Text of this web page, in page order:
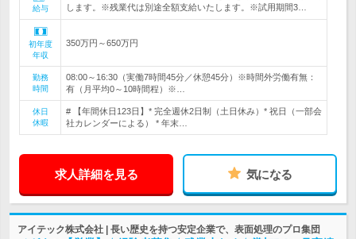
給与
します。※残業代は別途全額支給いたします。※試用期間3…
初年度
年収
350万円～650万円
勤務
時間
08:00～16:30（実働7時間45分／休憩45分）※時間外労働有無：
有（月平均0～10時間程）※…
休日
休暇
# 【年間休日123日】* 完全週休2日制（土日休み）* 祝日（一部会
社カレンダーによる） * 年末…
求人詳細を見る 気になる
アイテック株式会社 | 長い歴史を持つ安定企業で、表面処理のプロ集団